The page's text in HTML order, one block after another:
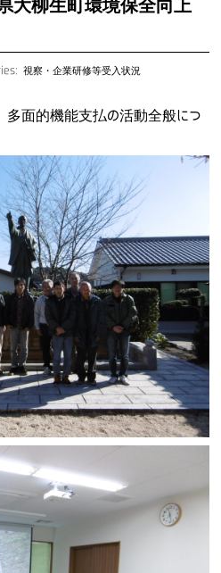
大柳生町環境保全向上
視察・企業研修等受入状況
多面的機能支払の活動全般につ